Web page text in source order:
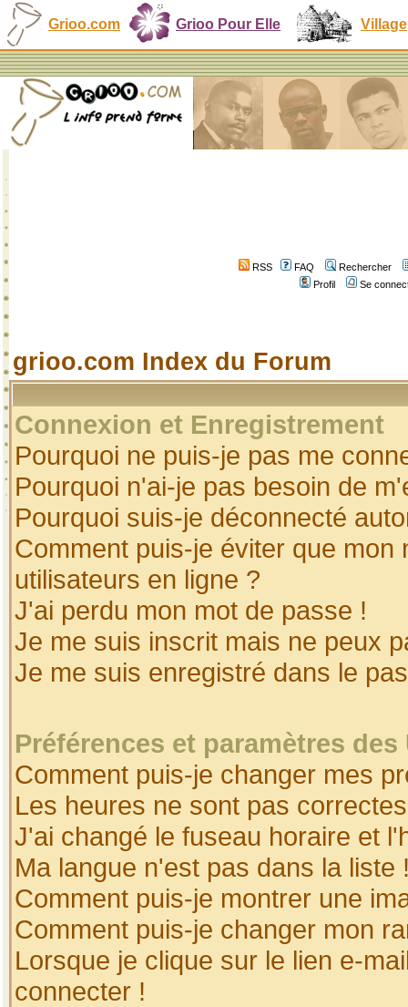
Grioo.com Grioo Pour Elle Village
RSS FAQ
Rechercher
Profil
Se
grioo.com Index du Forum
Connexion et Enregistrement
Pourquoi ne puis-je pas me
Pourquoi n'ai-je pas besoin de
Pourquoi suis-je déconnecté
Comment puis-je éviter que
utilisateurs en ligne ?
J'ai perdu mon mot de passe !
Je me suis inscrit mais ne peux
Je me suis enregistré dans le
Préférences et paramètres
Comment puis-je changer mes
Les heures ne sont pas
J'ai changé le fuseau horaire et
Ma langue n'est pas dans la liste
Comment puis-je montrer une
Comment puis-je changer mon
Lorsque je clique sur le lien e-
connecter !